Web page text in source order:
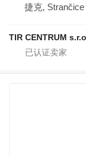
捷克, Strančice
TIR CENTRUM s.r.o